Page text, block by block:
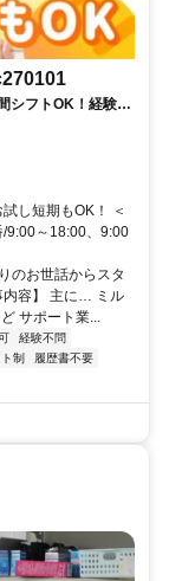
シフトOK！経験な
し短期もOK！ ＜
9:00～18:00、9:00
のお世話からスタ
内容】 主に… ミル
サポート業...
経験不問
制
履歴書不要